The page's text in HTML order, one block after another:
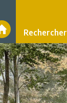
AccueilRechercher